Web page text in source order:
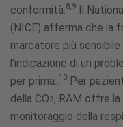
conformità.8,9 Il
(NICE) afferma che la
marcatore più
l'indicazione di un
per prima..10 Per
della CO2, RAM offre
monitoraggio della